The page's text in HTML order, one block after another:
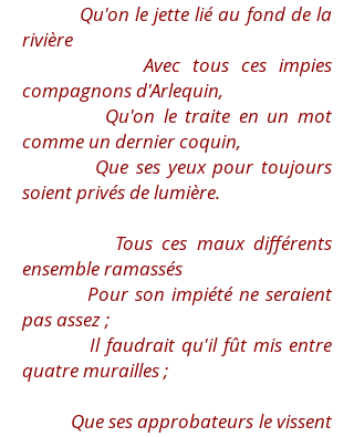
Qu'on le jette lié au fond de la
rivière
Avec tous ces impies
compagnons d'Arlequin,
Qu'on le traite en un mot
comme un dernier coquin,
Que ses yeux pour toujours
soient privés de lumière.
Tous ces maux différents
ensemble ramassés
Pour son impiété ne seraient
pas assez ;
Il faudrait qu'il fût mis entre
quatre murailles ;
Que ses approbateurs le vissent